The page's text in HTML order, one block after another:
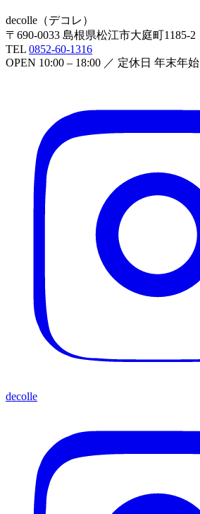
decolle （デコレ ）
〒 690-0033 島根県松江市大庭町1185-2
TEL 0852-60-1316
OPEN 10:00 – 18:00 ／ 定休日 年末年始
decolle